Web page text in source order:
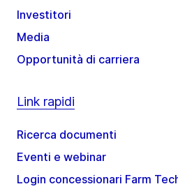
Investitori
Media
Opportunità di carriera
Link rapidi
Ricerca documenti
Eventi e webinar
Login concessionari Farm